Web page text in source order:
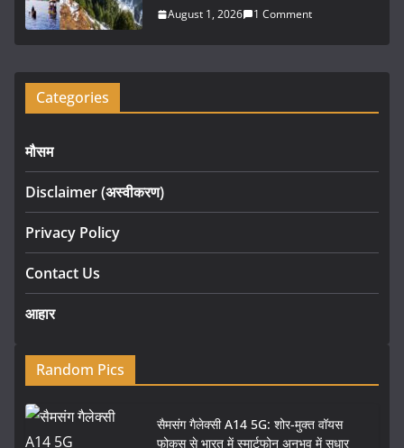
August 1, 2026 1 Comment
Categories
मौसम
Disclaimer (अस्वीकरण)
Privacy Policy
Contact Us
आहार
Random Pics
सैमसंग गैलेक्सी A14 5G: शोर-मुक्त वॉयस
फोकस से भारत में स्मार्टफोन अनुभव में सुधार